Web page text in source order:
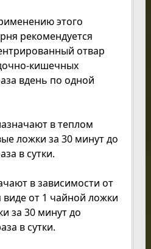
этого
рекомендуется
отвар
кишечных
вдень по одной
в теплом
ложки за 30 минут до
в сутки.
в зависимости от
виде от 1 чайной ложки
за 30 минут до
в сутки.